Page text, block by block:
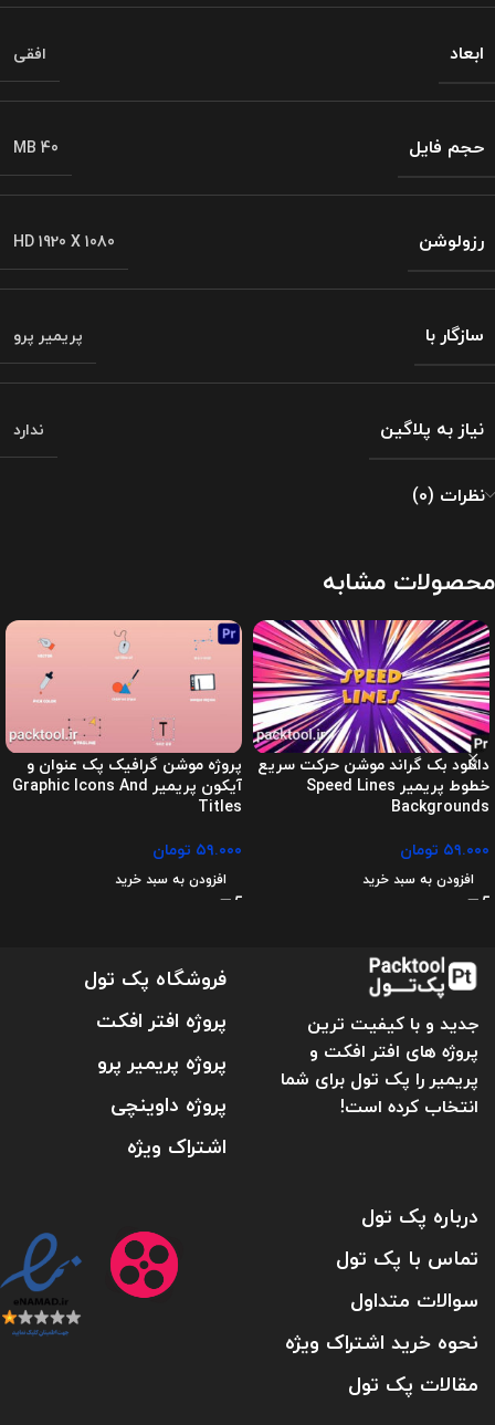
ابعاد افقی
حجم فایل MB 40
رزولوشن HD 1920 X 1080
سازگار با پریمیر پرو
نیاز به پلاگین ندارد
نظرات (0)
محصولات مشابه
دانلود بک گراند موشن حرکت سریع
خطوط پریمیر Speed Lines
Backgrounds
۵۹.۰۰۰ تومان
افزودن به سبد خرید
پروژه موشن گرافیک پک عنوان و
آیکون پریمیر Graphic Icons And
Titles
۵۹.۰۰۰ تومان
افزودن به سبد خرید
جدید و با کیفیت ترین
پروژه های افتر افکت و
پریمیر را پک تول برای شما
انتخاب کرده است!
فروشگاه پک تول
پروژه افتر افکت
پروژه پریمیر پرو
پروژه داوینچی
اشتراک ویژه
درباره پک تول
تماس با پک تول
سوالات متداول
نحوه خرید اشتراک ویژه
مقالات پک تول